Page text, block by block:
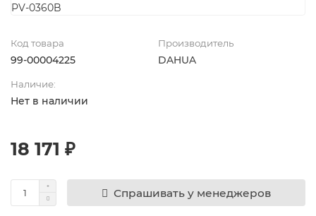
Код товара
99-00004225
Производитель
DAHUA
Наличие:
Нет в наличии
18 171 ₽
Спрашивать у менеджеров